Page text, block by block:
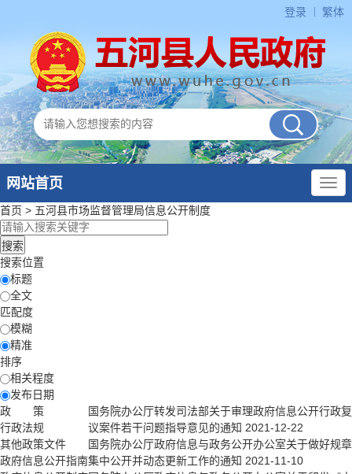
登录 繁体
网站首页
首页 > 五河县市场监督管理局信息公开制度
搜索位置
标题
全文
匹配度
模糊
精准
排序
相关程度
发布日期
政 策
行政法规
其他政策文件
政府信息公开指南
国务院办公厅转发司法部关于审理政府信息公开行政复
议案件若干问题指导意见的通知 2021-12-22
国务院办公厅政府信息与政务公开办公室关于做好规章
集中公开并动态更新工作的通知 2021-11-10